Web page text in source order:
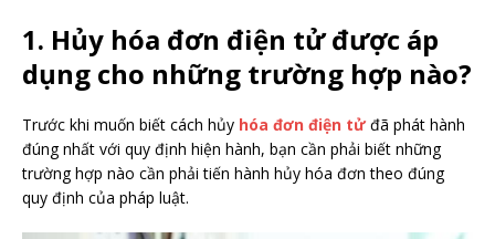
1. Hủy hóa đơn điện tử được áp
dụng cho những trường hợp nào?
Trước khi muốn biết cách hủy hóa đơn điện tửđã phát hành
đúng nhất với quy định hiện hành, bạn cần phải biết những
trường hợp nào cần phải tiến hành hủy hóa đơn theo đúng
quy định của pháp luật.